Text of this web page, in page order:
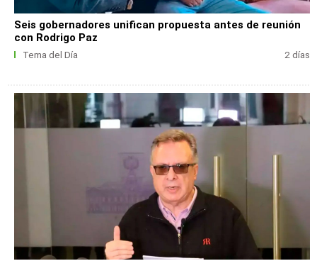
Seis gobernadores unifican propuesta antes de reunión
con Rodrigo Paz
Tema del Día 2 días